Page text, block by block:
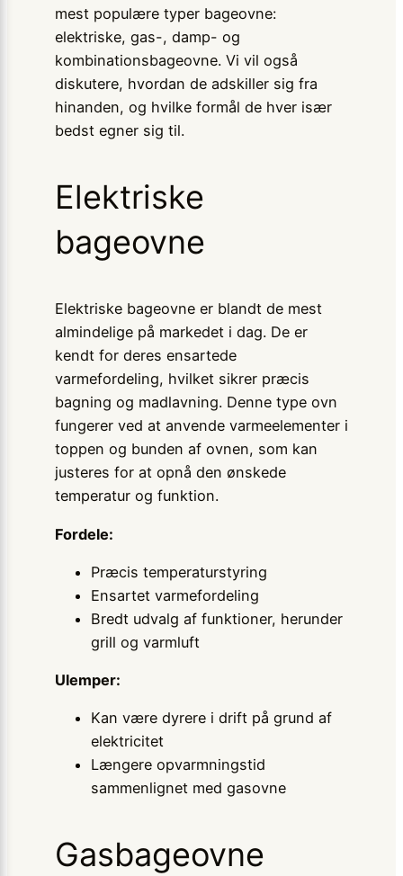
mest populære typer bageovne:
elektriske, gas-, damp- og
kombinationsbageovne. Vi vil også
diskutere, hvordan de adskiller sig fra
hinanden, og hvilke formål de hver især
bedst egner sig til.
Elektriske
bageovne
Elektriske bageovne er blandt de mest
almindelige på markedet i dag. De er
kendt for deres ensartede
varmefordeling, hvilket sikrer præcis
bagning og madlavning. Denne type ovn
fungerer ved at anvende varmeelementer i
toppen og bunden af ovnen, som kan
justeres for at opnå den ønskede
temperatur og funktion.
Fordele:
Præcis temperaturstyring
Ensartet varmefordeling
Bredt udvalg af funktioner, herunder
grill og varmluft
Ulemper:
Kan være dyrere i drift på grund af
elektricitet
Længere opvarmningstid
sammenlignet med gasovne
Gasbageovne